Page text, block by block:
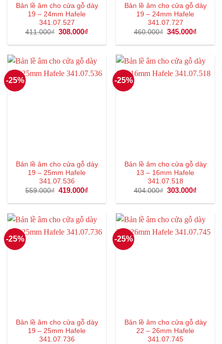
Bản lề âm cho cửa gỗ dày
19 – 24mm Hafele
341.07.527
411.000₫ Giá
là:
308.000₫
tại
308.000₫.
Bản lề âm cho cửa gỗ dày
19 – 24mm Hafele
341.07.727
460.000₫ Giá
là:
345.000₫
tại
-25%
Bản lề âm cho cửa gỗ dày
19 – 25mm Hafele
341.07.536
559.000₫ Giá
là:
419.000₫
tại
419.000₫.
-25%
Bản lề âm cho cửa gỗ dày
13 – 16mm Hafele
341.07.518
404.000₫ Giá
là:
303.000₫
tại
-25%
Bản lề âm cho cửa gỗ dày
19 – 25mm Hafele
341.07.736
-25%
Bản lề âm cho cửa gỗ dày
22 – 26mm Hafele
341.07.745